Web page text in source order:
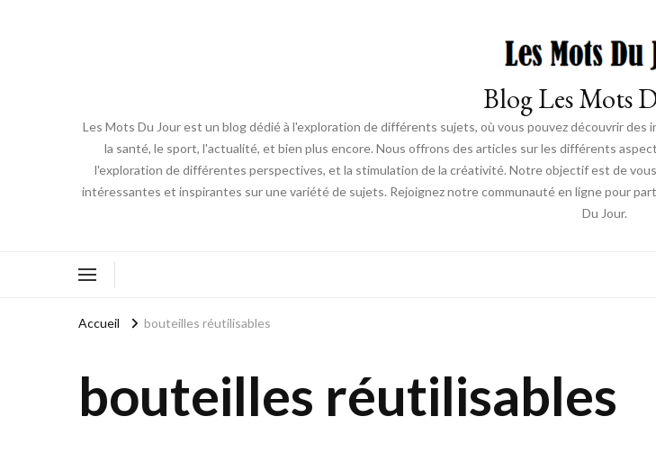
Blog Les Mots
Les Mots Du Jour est un blog dédié à l'exploration de différents sujets, où vous pouvez découvrir
la santé, le sport, l'actualité, et bien plus encore. Nous offrons des articles sur les différents
l'exploration de différentes perspectives, et la stimulation de la créativité. Notre objectif est de
intéressantes et inspirantes sur une variété de sujets. Rejoignez notre communauté en ligne pour
Du Jour.
Accueil bouteilles réutilisables
bouteilles réutilisables